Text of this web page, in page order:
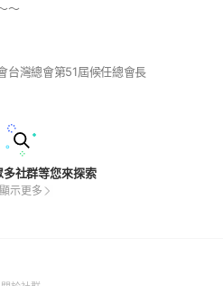
～
台灣總會第51屆候任總會長
社群等您來探索
顯示更多